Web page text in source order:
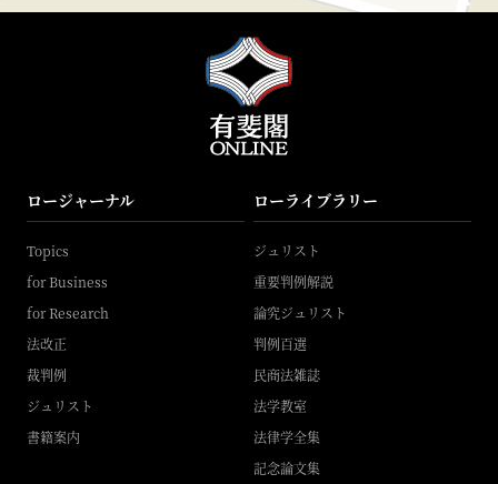
ロージャーナル
Topics
for Business
for Research
法改正
裁判例
ジュリスト
書籍案内
ローライブラリー
ジュリスト
重要判例解説
論究ジュリスト
判例百選
民商法雑誌
法学教室
法律学全集
記念論文集